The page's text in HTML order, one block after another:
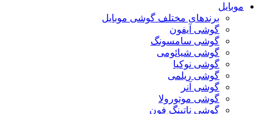
موبایل
برندهای مختلف گوشی موبایل
گوشی آیفون
گوشی سامسونگ
گوشی شیائومی
گوشی نوکیا
گوشی ریلمی
گوشی آنر
گوشی موتورولا
گوشی ناتینگ فون